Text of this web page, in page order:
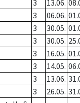
3 13.06.
3 06.06.
3 30.05.
3 30.05.
3 16.05.
3 14.05.
3 13.06.
3 26.05.